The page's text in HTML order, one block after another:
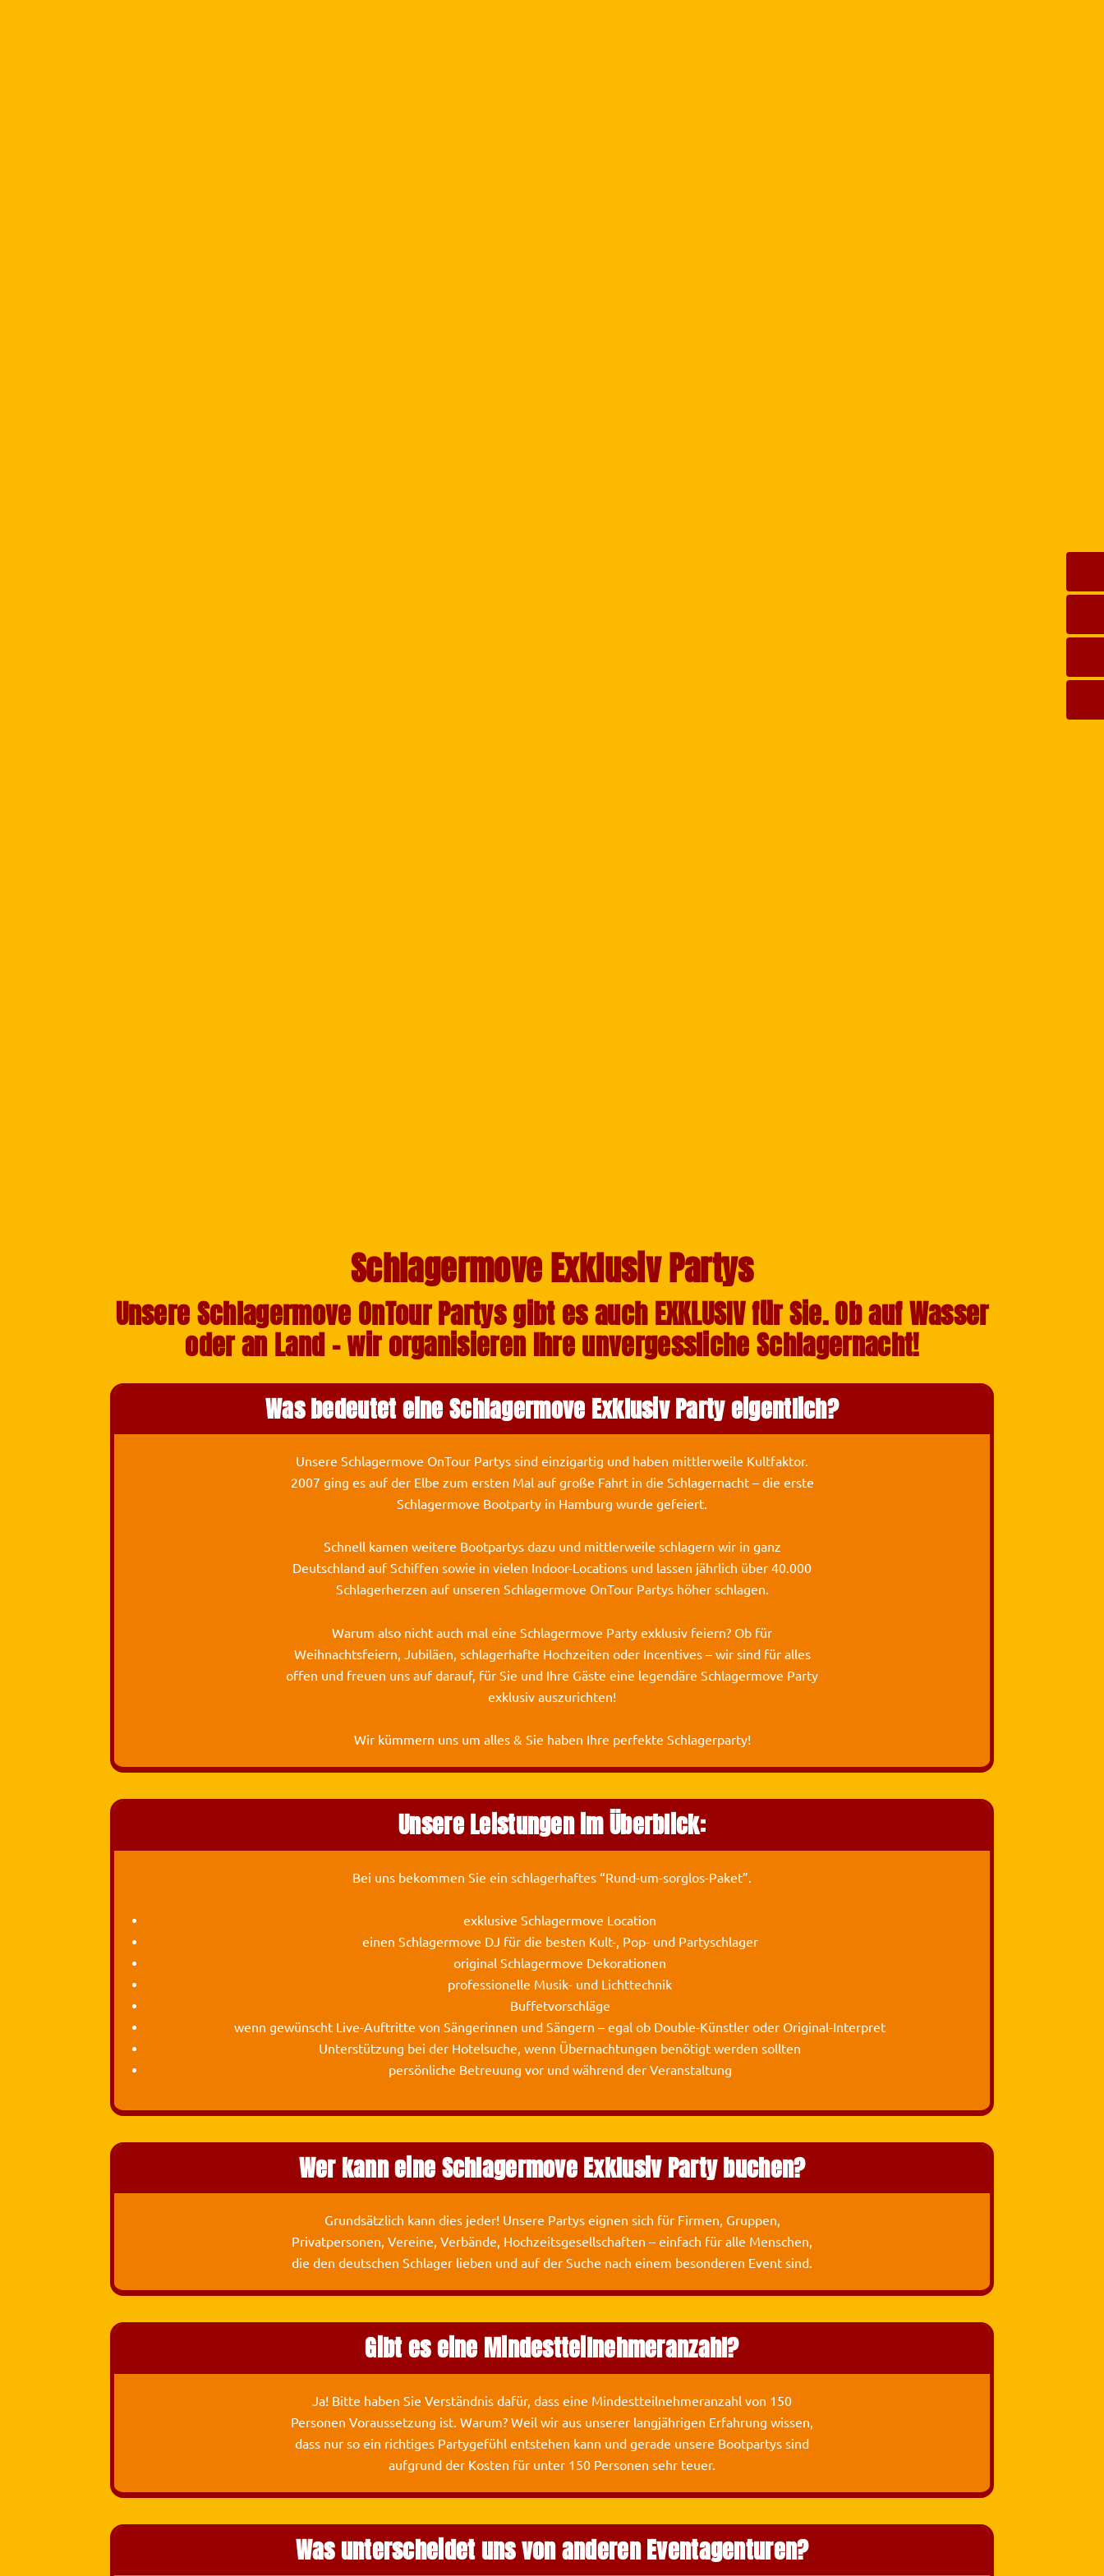
Schlagermove Exklusiv Partys
Unsere Schlagermove OnTour Partys gibt es auch EXKLUSIV für Sie. Ob auf Wasser
oder an Land – wir organisieren Ihre unvergessliche Schlagernacht!
Was bedeutet eine Schlagermove Exklusiv Party eigentlich?
Unsere Schlagermove OnTour Partys sind einzigartig und haben mittlerweile Kultfaktor.
2007 ging es auf der Elbe zum ersten Mal auf große Fahrt in die Schlagernacht – die erste
Schlagermove Bootparty in Hamburg wurde gefeiert.
Schnell kamen weitere Bootpartys dazu und mittlerweile schlagern wir in ganz
Deutschland auf Schiffen sowie in vielen Indoor-Locations und lassen jährlich über 40.000
Schlagerherzen auf unseren Schlagermove OnTour Partys höher schlagen.
Warum also nicht auch mal eine Schlagermove Party exklusiv feiern? Ob für
Weihnachtsfeiern, Jubiläen, schlagerhafte Hochzeiten oder Incentives – wir sind für alles
offen und freuen uns auf darauf, für Sie und Ihre Gäste eine legendäre Schlagermove Party
exklusiv auszurichten!
Wir kümmern uns um alles & Sie haben Ihre perfekte Schlagerparty!
Unsere Leistungen im Überblick:
Bei uns bekommen Sie ein schlagerhaftes “Rund-um-sorglos-Paket”.
exklusive Schlagermove Location
einen Schlagermove DJ für die besten Kult-, Pop- und Partyschlager
original Schlagermove Dekorationen
professionelle Musik- und Lichttechnik
Buffetvorschläge
wenn gewünscht Live-Auftritte von Sängerinnen und Sängern – egal ob Double-Künstler oder Original-Interpret
Unterstützung bei der Hotelsuche, wenn Übernachtungen benötigt werden sollten
persönliche Betreuung vor und während der Veranstaltung
Wer kann eine Schlagermove Exklusiv Party buchen?
Grundsätzlich kann dies jeder! Unsere Partys eignen sich für Firmen, Gruppen,
Privatpersonen, Vereine, Verbände, Hochzeitsgesellschaften – einfach für alle Menschen,
die den deutschen Schlager lieben und auf der Suche nach einem besonderen Event sind.
Gibt es eine Mindestteilnehmeranzahl?
Ja! Bitte haben Sie Verständnis dafür, dass eine Mindestteilnehmeranzahl von 150
Personen Voraussetzung ist. Warum? Weil wir aus unserer langjährigen Erfahrung wissen,
dass nur so ein richtiges Partygefühl entstehen kann und gerade unsere Bootpartys sind
aufgrund der Kosten für unter 150 Personen sehr teuer.
Was unterscheidet uns von anderen Eventagenturen?